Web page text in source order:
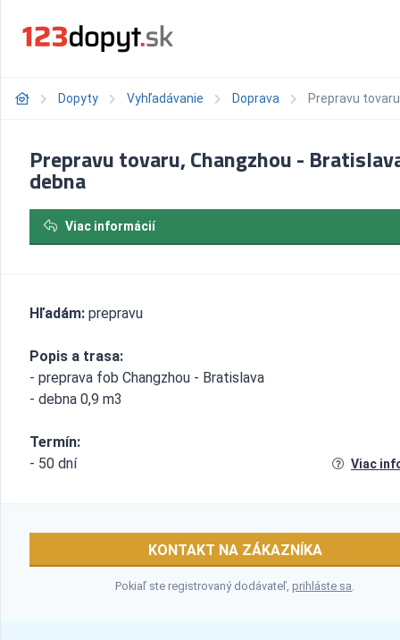
Dopyty Vyhľadávanie Doprava Prepravu
Prepravu tovaru, Changzhou -
debna
Viac informácií
Hľadám: prepravu
Popis a trasa:
- preprava fob Changzhou - Bratislava
- debna 0,9 m3
Termín:
- 50 dní
Viac
KONTAKT NA ZÁKAZNÍKA
Pokiaľ ste registrovaný dodávateľ,prihláste sa.